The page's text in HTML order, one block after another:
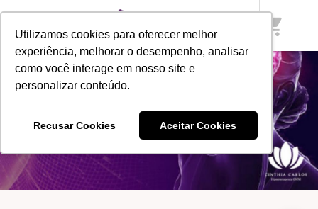
Utilizamos cookies para oferecer melhor
experiência, melhorar o desempenho, analisar
como você interage em nosso site e
personalizar conteúdo.
Recusar Cookies Aceitar Cookies
shopping_cart